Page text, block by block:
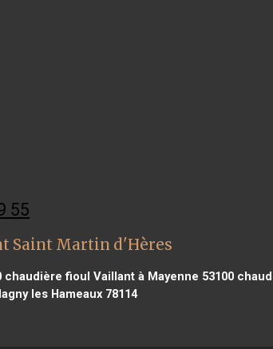
55
Saint Martin d'Hères
chaudière fioul Vaillant à Mayenne 53100
les Hameaux 78114